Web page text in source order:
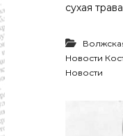
сухая
Новости
Новости